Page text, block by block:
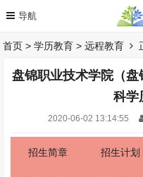
首页 >学历教育 >远程教育
盘锦职业技术学院（
科学
2020-06-02 13:14:55
招生简章 招生计划